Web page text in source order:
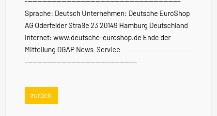
Sprache: Deutsch Unternehmen: Deutsche EuroShop
AG Oderfelder Straße 23 20149 Hamburg Deutschland
Internet: www.deutsche-euroshop.de Ende der
Mitteilung DGAP News-Service -----------------------------
----------------------------------------------
zurück